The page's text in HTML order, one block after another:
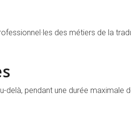
des métiers de la
pendant une durée maximale